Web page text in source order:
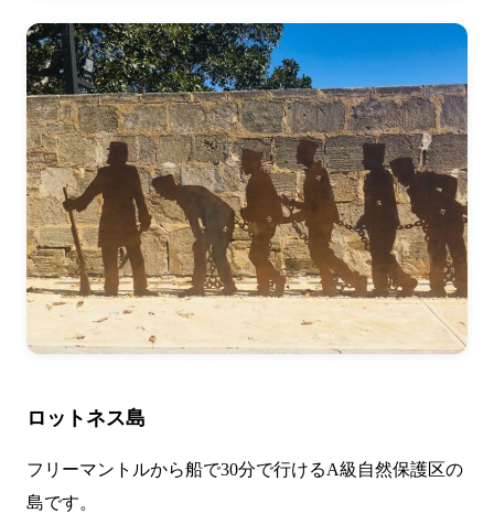
ロットネス島
フリーマントルから船で30分で行けるA級自然保護区の
島です。